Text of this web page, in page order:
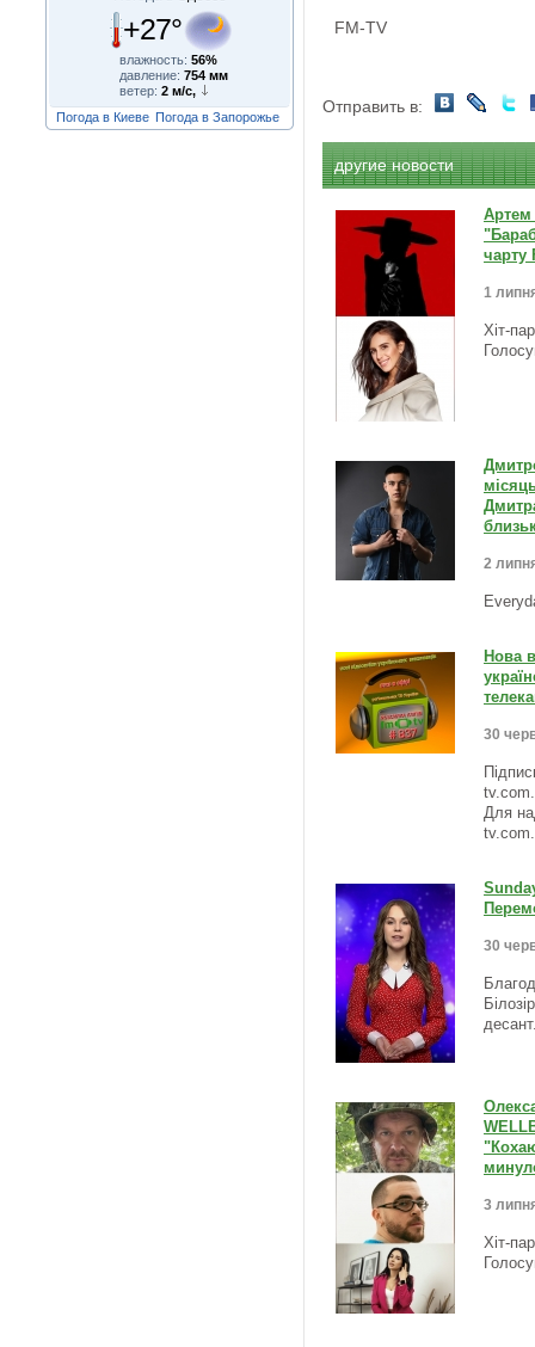
+27°
влажность: 56%
давление: 754 мм
ветер: 2 м/с,
Погода в Киеве Погода в Запорожье
FM-TV
Отправить в:
другие новости
Артем
чарту
1
Хіт-
2
Нова
30
Для
30
3
Хіт-